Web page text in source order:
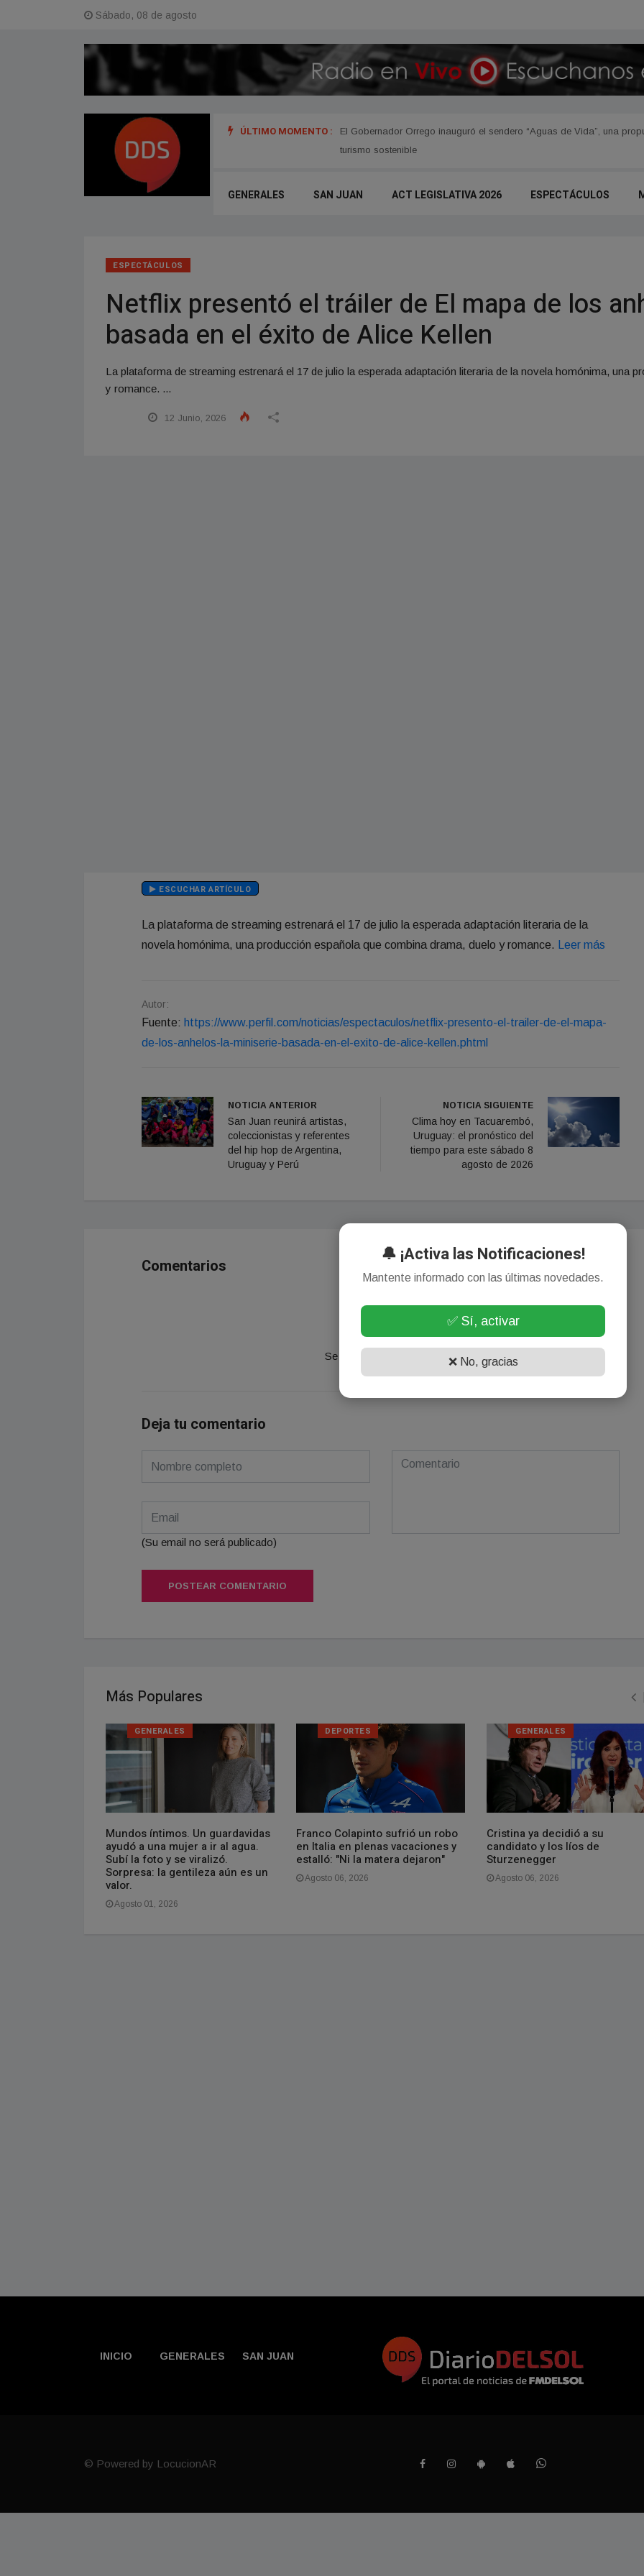
Sábado, 08 de agosto
ÚLTIMO MOMENTO :
referentes del hip hop de Argentina, Uruguay y Perú
El Gobernador Orrego inauguró el sendero “Aguas de Vida”, una
turismo sostenible
GENERALES SAN JUAN ACT LEGISLATIVA 2026 ESPECTÁCULOS
ESPECTÁCULOS
Netflix presentó el tráiler de El mapa de los
basada en el éxito de Alice Kellen
La plataforma de streaming estrenará el 17 de julio la esperada adaptación literaria de la novela homónima, una
y romance. ...
12 Junio, 2026
ESCUCHAR ARTÍCULO
La plataforma de streaming estrenará el 17 de julio la esperada adaptación literaria de la
novela homónima, una producción española que combina drama, duelo y romance.
Leer más
Autor:
Fuente: https://www.perfil.com/noticias/espectaculos/netflix-presento-el-trailer-de-el-mapa-
de-los-anhelos-la-miniserie-basada-en-el-exito-de-alice-kellen.phtml
NOTICIA ANTERIOR
San Juan reunirá artistas,
coleccionistas y referentes
del hip hop de Argentina,
Uruguay y Perú
NOTICIA SIGUIENTE
Clima hoy en Tacuarembó,
Uruguay: el pronóstico del
tiempo para este sábado 8
agosto de 2026
Comentarios
¡Sin comentarios aún!
Se el primero en comentar este artículo.
Deja tu comentario
(Su email no será publicado)
POSTEAR COMENTARIO
Más Populares
GENERALES
Mundos íntimos. Un guardavidas
ayudó a una mujer a ir al agua.
Subí la foto y se viralizó.
Sorpresa: la gentileza aún es un
valor.
Agosto 01, 2026
DEPORTES
Franco Colapinto sufrió un robo
en Italia en plenas vacaciones y
estalló: "Ni la matera dejaron"
Agosto 06, 2026
GENERALES
Cristina ya decidió a su
candidato y los líos de
Sturzenegger
Agosto 06, 2026
INICIO GENERALES SAN JUAN
© Powered by LocucionAR
🔔 ¡Activa las Notificaciones!
Mantente informado con las últimas novedades.
✅ Sí, activar
❌ No, gracias